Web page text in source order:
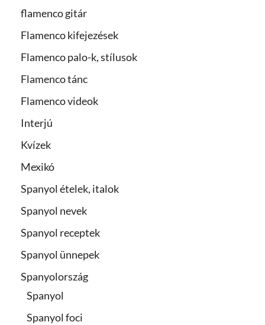
flamenco gitár
Flamenco kifejezések
Flamenco palo-k, stílusok
Flamenco tánc
Flamenco videok
Interjú
Kvízek
Mexikó
Spanyol ételek, italok
Spanyol nevek
Spanyol receptek
Spanyol ünnepek
Spanyolország
Spanyol
Spanyol foci